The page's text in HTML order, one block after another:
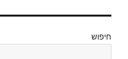
חיפוש